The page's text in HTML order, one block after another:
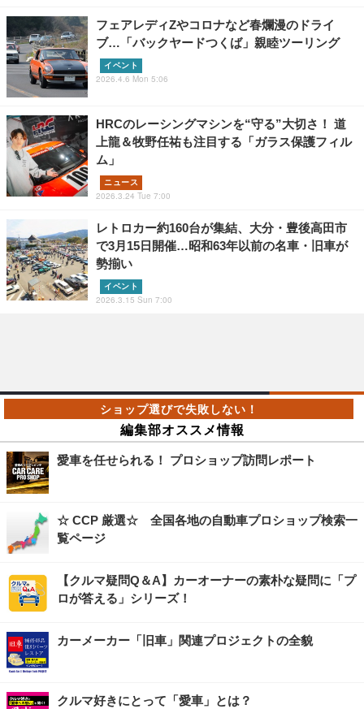
フェアレディZやコロナなど春爛漫のドライ
ブ…「バックヤードつくば」親睦ツーリング
イベント
2026.4.6 Mon 5:06
HRCのレーシングマシンを“守る”大切さ！ 道
上龍＆牧野任祐も注目する「ガラス保護フィル
ム」
ニュース
2026.3.24 Tue 7:00
レトロカー約160台が集結、大分・豊後高田市
で3月15日開催…昭和63年以前の名車・旧車が
勢揃い
イベント
2026.3.15 Sun 7:00
編集部オススメ情報
愛車を任せられる！ プロショップ訪問レポート
☆ CCP 厳選☆ 全国各地の自動車プロショップ検索一
覧ページ
【クルマ疑問Q＆A】カーオーナーの素朴な疑問に「プ
ロが答える」シリーズ！
カーメーカー「旧車」関連プロジェクトの全貌
クルマ好きにとって「愛車」とは？